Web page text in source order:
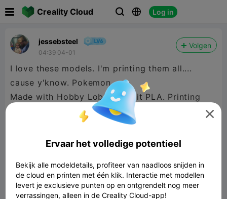
Creality Cloud   Log in
jessebsteel
04:39 04-01
Volgen
I love these models. I'm printing them all....
cause y'know. Pokemon
Made with Hobby Lobby Granit PLA. Printing
Charmander now!

Ervaar het volledige potentieel
Bekijk alle modeldetails, profiteer van naadloos snijden in
de cloud en printen met één klik. Interactie met modellen
levert je exclusieve punten op en ontgrendelt nog meer
verrassingen, alleen in de Creality Cloud-app!